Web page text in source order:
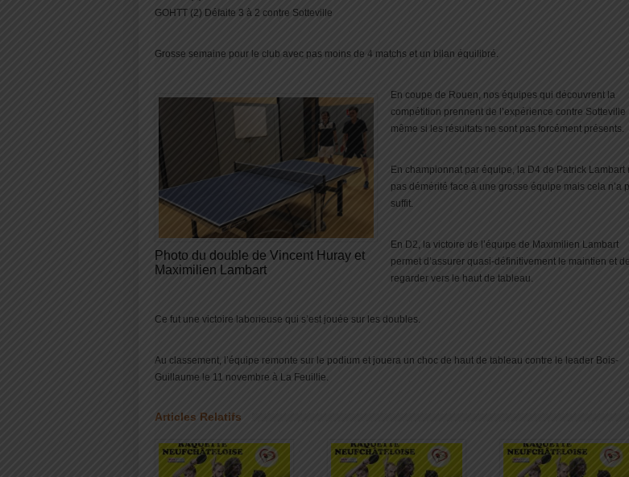
GOHTT (2) Défaite 3 à 2 contre Sotteville
Grosse semaine pour le club avec pas moins de 4 matchs et un bilan équilibré.
Photo du double de Vincent Huray et
Maximilien Lambart
En coupe de Rouen, nos équipes qui découvrent la
compétition prennent de l’expérience contre Sotteville
même si les résultats ne sont pas forcément présents.
En championnat par équipe, la D4 de Patrick Lambart
pas démérité face à une grosse équipe mais cela n’a
suffit.
En D2, la victoire de l’équipe de Maximilien Lambart
permet d’assurer quasi-définitivement le maintien et de
regarder vers le haut de tableau.
Ce fut une victoire laborieuse qui s’est jouée sur les doubles.
Au classement, l’équipe remonte sur le podium et jouera un choc de haut de tableau contre le leader Bois-
Guillaume le 11 novembre à La Feuillie.
Articles Relatifs